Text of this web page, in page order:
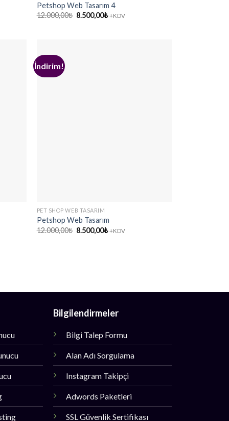
Petshop Web Tasarım 4
12.000,00₺ Orijinal
8.500,00₺Şu
+KDV
İndirim!
PET SHOP WEB TASARIM
Petshop Web Tasarım
12.000,00₺ Orijinal
8.500,00₺Şu
+KDV
Bilgilendirmeler
Bilgi Talep Formu
Alan Adı Sorgulama
Instagram Takipçi
Adwords Paketleri
SSL Güvenlik Sertifikası